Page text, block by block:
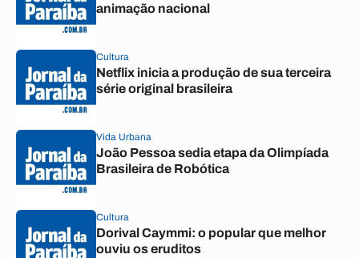
animação nacional
Cultura
Netflix inicia a produção de sua terceira
série original brasileira
Vida Urbana
João Pessoa sedia etapa da Olimpíada
Brasileira de Robótica
Cultura
Dorival Caymmi: o popular que melhor
ouviu os eruditos